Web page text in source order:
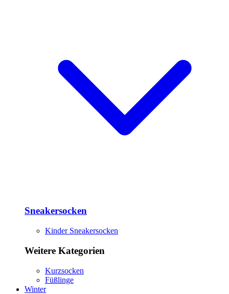
Sneakersocken
Kinder Sneakersocken
Weitere Kategorien
Kurzsocken
Füßlinge
Winter